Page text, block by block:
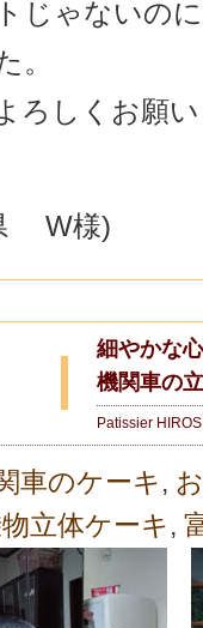
じゃないの
。
ろしくお願
W様)
細やかな
機関車の
Patissier
車のケーキ ,
立体ケーキ,